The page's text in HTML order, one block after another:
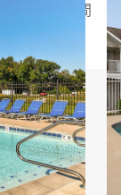
房⁠型包⁠括1 間
在